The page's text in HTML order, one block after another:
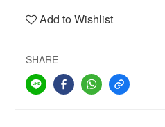
Add to Wishlist
SHARE